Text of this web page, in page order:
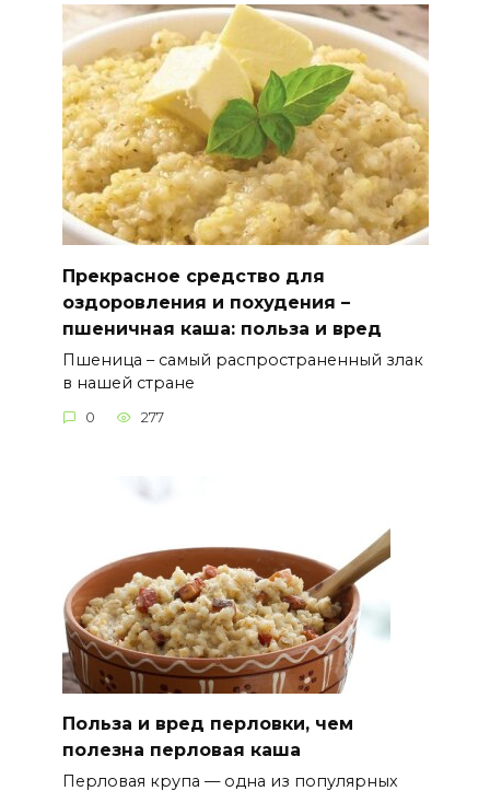
Прекрасное средство для
оздоровления и похудения –
пшеничная каша: польза и вред
Пшеница – самый распространенный злак
в нашей стране
0 277
Польза и вред перловки, чем
полезна перловая каша
Перловая крупа — одна из популярных